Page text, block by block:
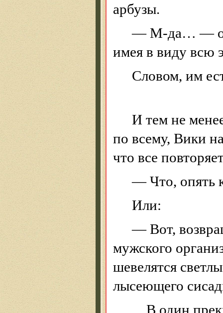
арбузы.
— М-да… —
имея в виду всю
Словом, им
И тем не
по всему, Вики
что все
— Что, опять
Или:
— Вот,
мужского
шевелятся
лысеющего
…В один